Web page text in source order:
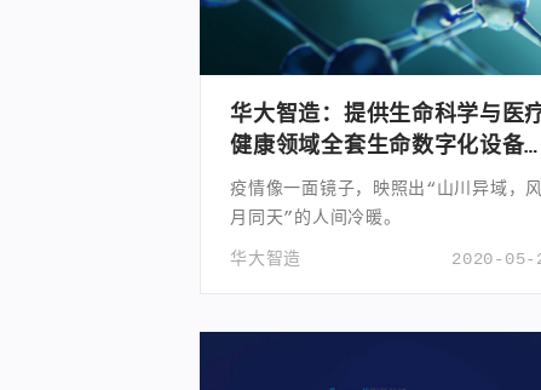
华大智造：提供生命科学与医
健康领域全套生命数字化设备和
系统解决方案
疫情像一面镜子，映照出“山川异域，风
月同天”的人间冷暖。
2020-05-
华大智造